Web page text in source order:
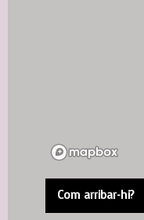
Com arribar-hi?